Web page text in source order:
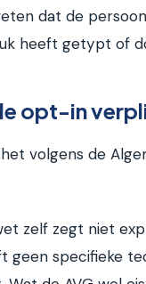
dat de
heeft getypt of
opt-in
volgens de
zelf zegt niet
geen specifieke